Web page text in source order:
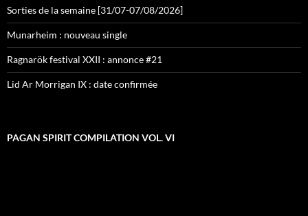
Sorties de la semaine [31/07-07/08/2026]
Munarheim : nouveau single
Ragnarök festival XXII : annonce #21
Lid Ar Morrigan IX : date confirmée
PAGAN SPIRIT COMPILATION VOL. VI